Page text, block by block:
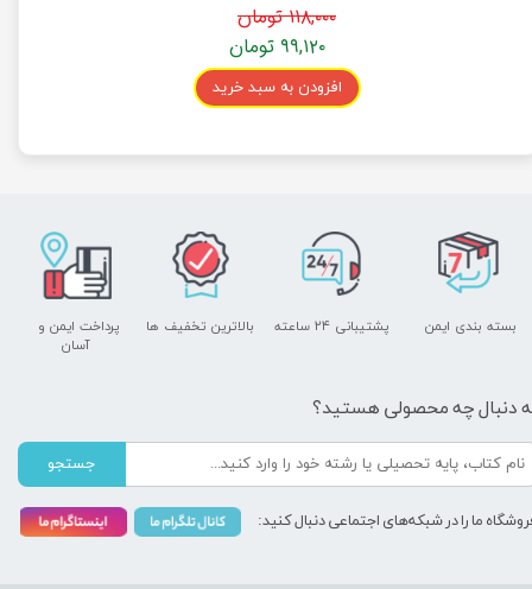
۱۱۸,۰۰۰ تومان
۹۹,۱۲۰ تومان
افزودن به سبد خرید
پشتیبانی ۲۴ ساعته
پرداخت ایمن و ​​​​​​​
آسان
بسته بندی ایمن بالاترین تخفیف ها
دنبال چه محصولی هستید؟
جستجو
ما را در شبکه‌های اجتماعی دنبال کنید: